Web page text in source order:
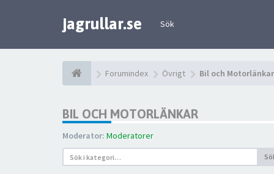
jagrullar.se Sök
Forumindex Övrigt Bil och Motorlänkar
BIL OCH MOTORLÄNKAR
Moderator: Moderatorer